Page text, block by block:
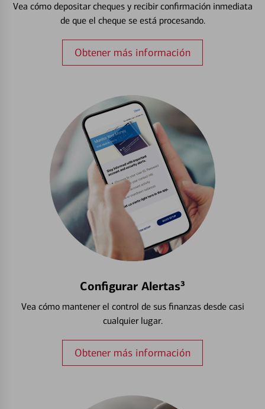
Vea cómo depositar cheques y recibir confirmación inmediata
de que el cheque se está procesando.
Obtener más información
Configurar Alertas³
Vea cómo mantener el control de sus finanzas desde casi
cualquier lugar.
Obtener más información